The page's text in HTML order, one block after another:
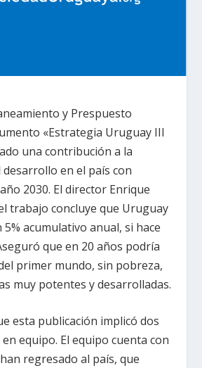
y Prespuesto
«Estrategia Uruguay III
una contribución a la
en el país con
2030. El director Enrique
trabajo concluye que Uruguay
acumulativo anual, si hace
que en 20 años podría
primer mundo, sin pobreza,
muy potentes y desarrolladas.
esta publicación implicó dos
equipo. El equipo cuenta con
regresado al país, que